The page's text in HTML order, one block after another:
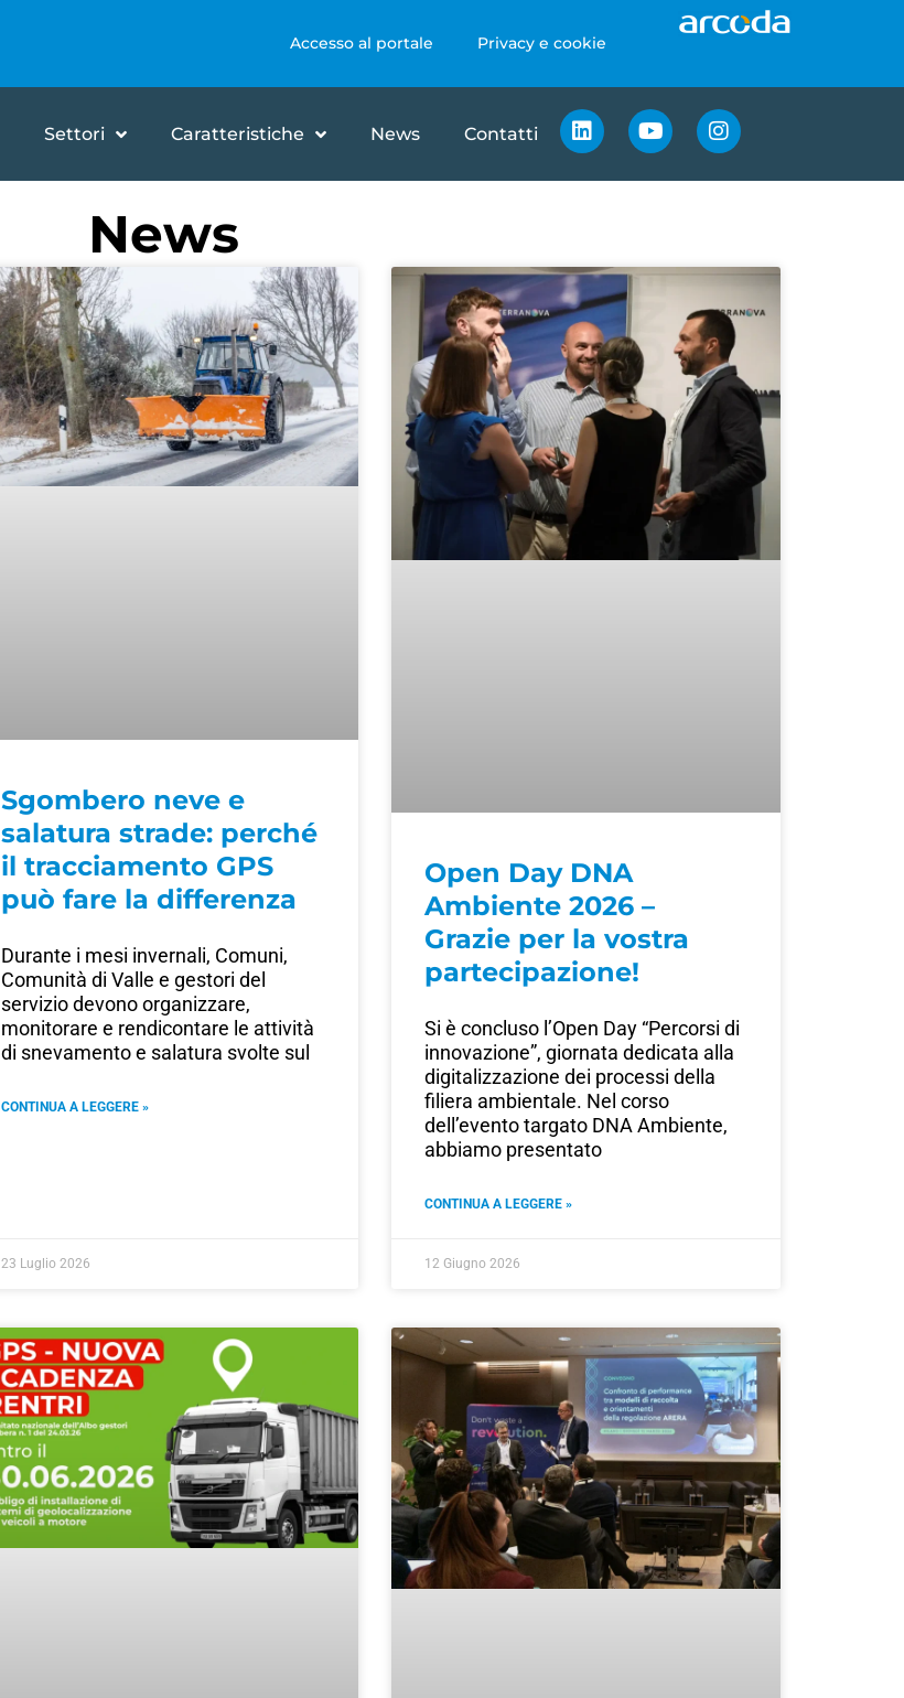
Accesso al portale Privacy e cookie
Settori Caratteristiche News Contatti
News
Sgombero neve e
salatura strade: perché
il tracciamento GPS
può fare la differenza
Durante i mesi invernali, Comuni,
Comunità di Valle e gestori del
servizio devono organizzare,
monitorare e rendicontare le attività
di snevamento e salatura svolte sul
CONTINUA A LEGGERE »
23 Luglio 2026
Open Day DNA
Ambiente 2026 –
Grazie per la vostra
partecipazione!
Si è concluso l’Open Day “Percorsi di
innovazione”, giornata dedicata alla
digitalizzazione dei processi della
filiera ambientale. Nel corso
dell’evento targato DNA Ambiente,
abbiamo presentato
CONTINUA A LEGGERE »
12 Giugno 2026